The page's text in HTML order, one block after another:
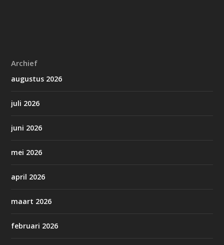
Archief
augustus 2026
juli 2026
juni 2026
mei 2026
april 2026
maart 2026
februari 2026